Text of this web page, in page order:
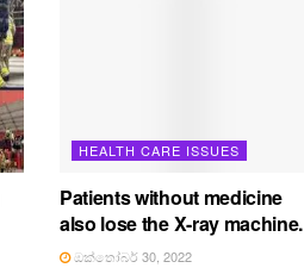
HEALTH CARE ISSUES
Patients without medicine
also lose the X-ray machine.
ඔක්තෝබර් 30, 2022